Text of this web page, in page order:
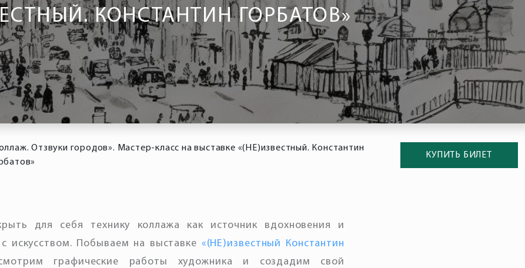
КОНСТАНТИН ГОРБАТОВ»
Отзвуки городов». Мастер-класс на выставке «(НЕ)известный. Константин
КУПИТЬ БИЛЕТ
для себя технику коллажа как источник вдохновения и
искусством. Побываем на выставке «(НЕ)известный Константин
графические работы художника и создадим свой